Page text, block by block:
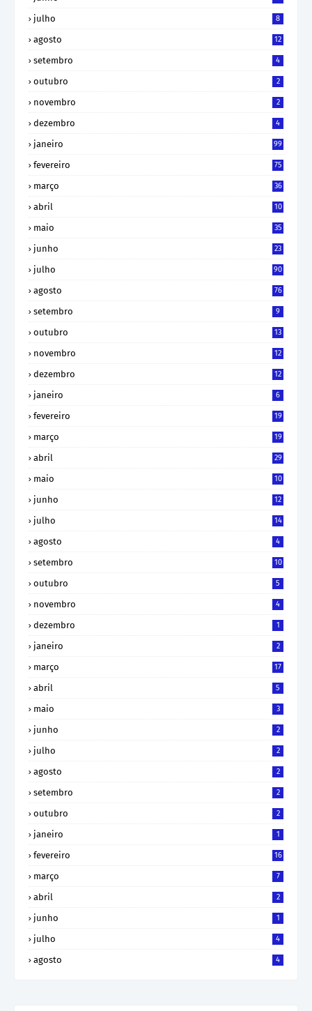
julho 8
agosto 12
setembro 4
outubro 2
novembro 2
dezembro 4
janeiro 99
fevereiro 75
março 36
abril 10
maio 35
junho 23
julho 90
agosto 76
setembro 9
outubro 13
novembro 12
dezembro 12
janeiro 6
fevereiro 19
março 19
abril 29
maio 10
junho 12
julho 14
agosto 4
setembro 10
outubro 5
novembro 4
dezembro 1
janeiro 2
março 17
abril 5
maio 3
junho 2
julho 2
agosto 2
setembro 2
outubro 2
janeiro 1
fevereiro 16
março 7
abril 2
junho 1
julho 4
agosto 4